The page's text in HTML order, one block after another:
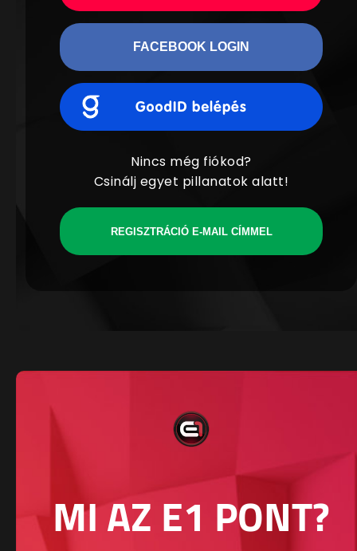
FACEBOOK LOGIN
Nincs még fiókod?
Csinálj egyet pillanatok alatt!
REGISZTRÁCIÓ E-MAIL CÍMMEL
MI AZ E1 PONT?